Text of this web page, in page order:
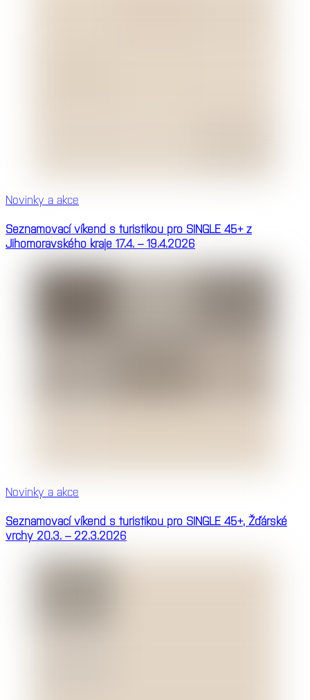
Novinky a akce
Seznamovací víkend s turistikou pro SINGLE 45+ z
Jihomoravského kraje 17.4. – 19.4.2026
Novinky a akce
Seznamovací víkend s turistikou pro SINGLE 45+, Žďárské
vrchy 20.3. – 22.3.2026